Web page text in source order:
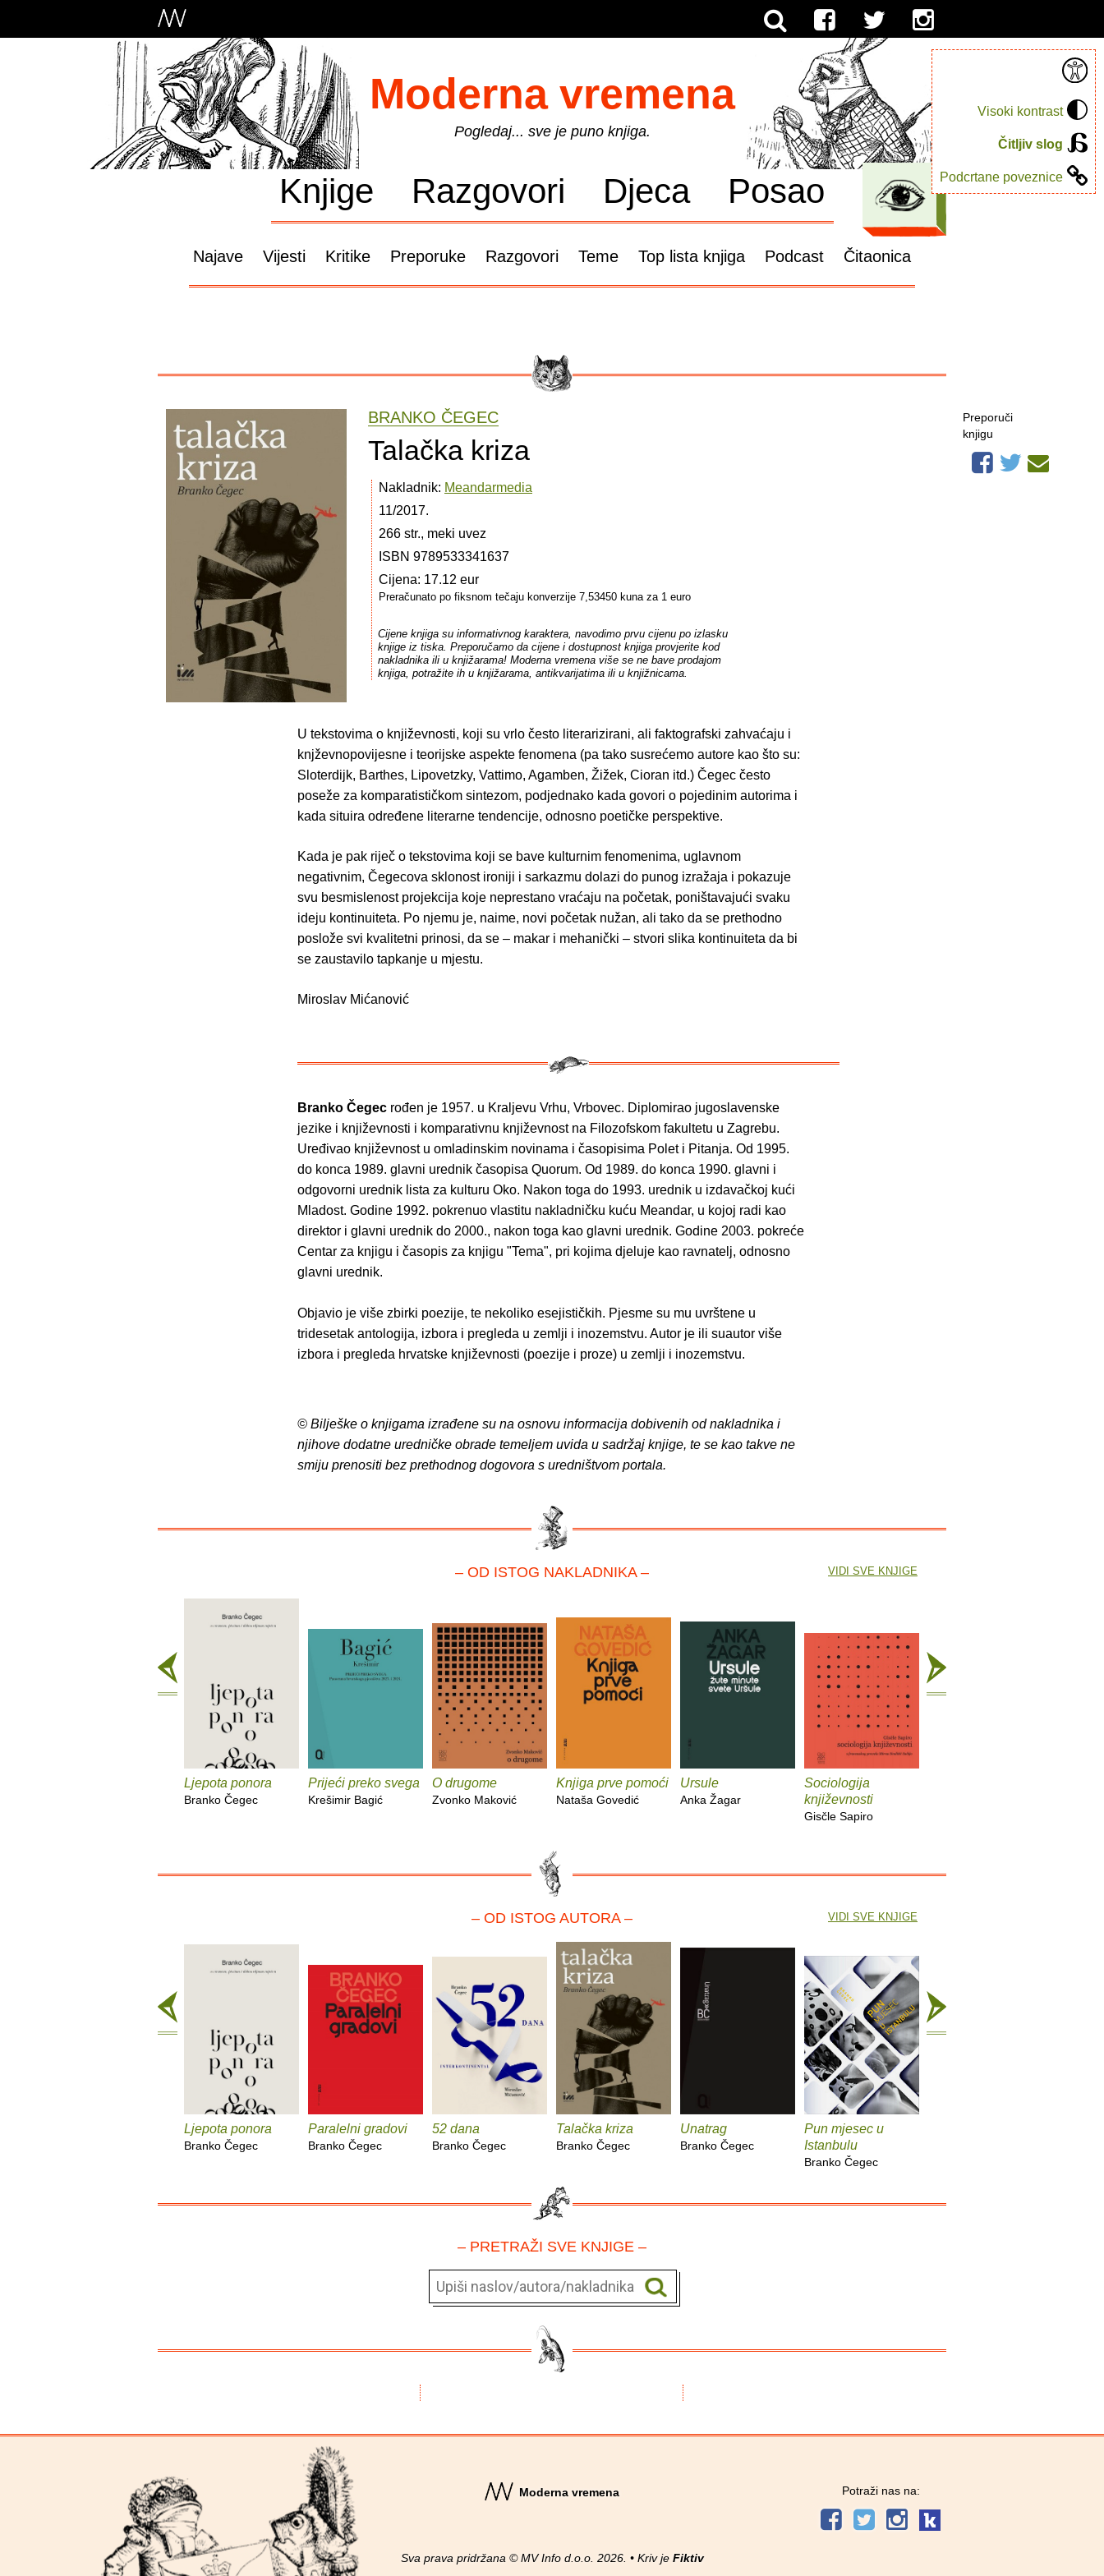
Visoki kontrast
Čitljiv slog
Podcrtane poveznice
Moderna vremena
Pogledaj... sve je puno knjiga.
Knjige Razgovori Djeca Posao
Najave Vijesti Kritike Preporuke Razgovori Teme Top lista knjiga Podcast Čitaonica
BRANKO ČEGEC
Talačka kriza
Nakladnik: Meandarmedia
11/2017.
266 str., meki uvez
ISBN 9789533341637
Cijena: 17.12 eur
Preračunato po fiksnom tečaju konverzije 7,53450 kuna za 1 euro
Cijene knjiga su informativnog karaktera, navodimo prvu cijenu po izlasku
knjige iz tiska. Preporučamo da cijene i dostupnost knjiga provjerite kod
nakladnika ili u knjižarama! Moderna vremena više se ne bave prodajom
knjiga, potražite ih u knjižarama, antikvarijatima ili u knjižnicama.
U tekstovima o književnosti, koji su vrlo često literarizirani, ali faktografski zahvaćaju i
knjževnopovijesne i teorijske aspekte fenomena (pa tako susrećemo autore kao što su:
Sloterdijk, Barthes, Lipovetzky, Vattimo, Agamben, Žižek, Cioran itd.) Čegec često
poseže za komparatističkom sintezom, podjednako kada govori o pojedinim autorima i
kada situira određene literarne tendencije, odnosno poetičke perspektive.
Kada je pak riječ o tekstovima koji se bave kulturnim fenomenima, uglavnom
negativnim, Čegecova sklonost ironiji i sarkazmu dolazi do punog izražaja i pokazuje
svu besmislenost projekcija koje neprestano vraćaju na početak, poništavajući svaku
ideju kontinuiteta. Po njemu je, naime, novi početak nužan, ali tako da se prethodno
poslože svi kvalitetni prinosi, da se – makar i mehanički – stvori slika kontinuiteta da bi
se zaustavilo tapkanje u mjestu.
Miroslav Mićanović
Branko Čegec rođen je 1957. u Kraljevu Vrhu, Vrbovec. Diplomirao jugoslavenske
jezike i književnosti i komparativnu književnost na Filozofskom fakultetu u Zagrebu.
Uređivao književnost u omladinskim novinama i časopisima Polet i Pitanja. Od 1995.
do konca 1989. glavni urednik časopisa Quorum. Od 1989. do konca 1990. glavni i
odgovorni urednik lista za kulturu Oko. Nakon toga do 1993. urednik u izdavačkoj kući
Mladost. Godine 1992. pokrenuo vlastitu nakladničku kuću Meandar, u kojoj radi kao
direktor i glavni urednik do 2000., nakon toga kao glavni urednik. Godine 2003. pokreće
Centar za knjigu i časopis za knjigu "Tema", pri kojima djeluje kao ravnatelj, odnosno
glavni urednik.
Objavio je više zbirki poezije, te nekoliko esejističkih. Pjesme su mu uvrštene u
tridesetak antologija, izbora i pregleda u zemlji i inozemstvu. Autor je ili suautor više
izbora i pregleda hrvatske književnosti (poezije i proze) u zemlji i inozemstvu.
© Bilješke o knjigama izrađene su na osnovu informacija dobivenih od nakladnika i
njihove dodatne uredničke obrade temeljem uvida u sadržaj knjige, te se kao takve ne
smiju prenositi bez prethodnog dogovora s uredništvom portala.
Preporuči
knjigu
– OD ISTOG NAKLADNIKA –
Ljepota ponora
Branko Čegec
Prijeći preko svega
Krešimir Bagić
O drugome
Zvonko Maković
Knjiga prve pomoći
Nataša Govedić
Ursule
Anka Žagar
Sociologija
književnosti
Gisčle Sapiro
VIDI SVE KNJIGE
– OD ISTOG AUTORA –
Ljepota ponora
Branko Čegec
Paralelni gradovi
Branko Čegec
52 dana
Branko Čegec
Talačka kriza
Branko Čegec
Unatrag
Branko Čegec
Pun mjesec u
Istanbulu
Branko Čegec
VIDI SVE KNJIGE
– PRETRAŽI SVE KNJIGE –
Moderna vremena
Sva prava pridržana © MV Info d.o.o. 2026. • Kriv je Fiktiv
Potraži nas na: